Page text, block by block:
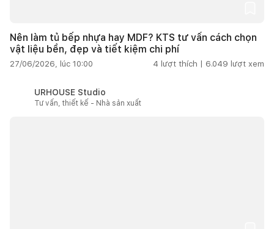
Nên làm tủ bếp nhựa hay MDF? KTS tư vấn cách chọn
vật liệu bền, đẹp và tiết kiệm chi phí
27/06/2026, lúc 10:00 4 lượt thích | 6.049 lượt xem
URHOUSE Studio
Tư vấn, thiết kế - Nhà sản xuất